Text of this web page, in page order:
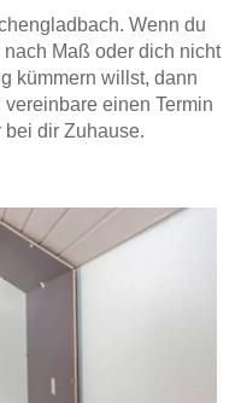
Doppelbett
Polstermöbel
Sofa
Hocker
Schlafsofa
Schlafsessel
Outdoor-
Küche
Outdoorküche
Produktlinie
Produktlinie
Wenn du
Maß oder dich nicht
kümmern willst, dann
einen Termin
bei dir Zuhause.